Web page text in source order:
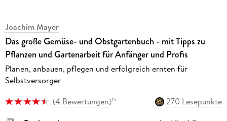
Joachim Mayer
Das große Gemüse- und Obstgartenbuch - mit Tipps zu
Pflanzen und Gartenarbeit für Anfänger und Profis
Planen, anbauen, pflegen und erfolgreich ernten für
Selbstversorger
(4 Bewertungen)15
270 Lesepunkte